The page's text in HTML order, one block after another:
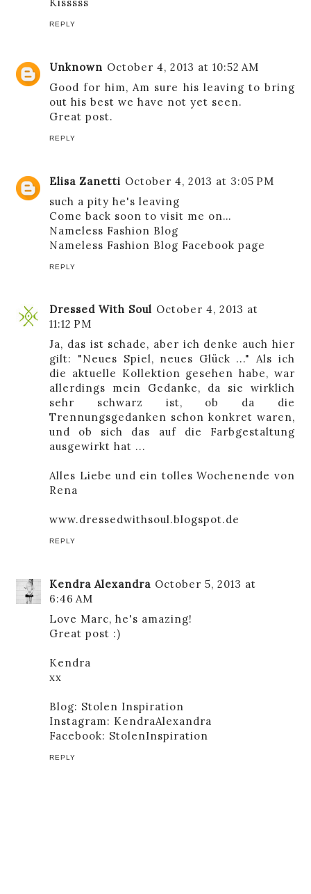
REPLY
Unknown October 4, 2013 at 10:52 AM
Good for him, Am sure his leaving to bring
out his best we have not yet seen.
Great post.
REPLY
Elisa Zanetti October 4, 2013 at 3:05 PM
such a pity he's leaving
Come back soon to visit me on…
Nameless Fashion Blog
Nameless Fashion Blog Facebook page
REPLY
Dressed With Soul October 4, 2013 at
11:12 PM
Ja, das ist schade, aber ich denke auch hier
gilt: "Neues Spiel, neues Glück ..." Als ich
die aktuelle Kollektion gesehen habe, war
allerdings mein Gedanke, da sie wirklich
sehr schwarz ist, ob da die
Trennungsgedanken schon konkret waren,
und ob sich das auf die Farbgestaltung
ausgewirkt hat ...
Alles Liebe und ein tolles Wochenende von
Rena
www.dressedwithsoul.blogspot.de
REPLY
Kendra Alexandra October 5, 2013 at
6:46 AM
Love Marc, he's amazing!
Great post :)
Kendra
xx
Blog: Stolen Inspiration
Instagram: KendraAlexandra
Facebook: StolenInspiration
REPLY